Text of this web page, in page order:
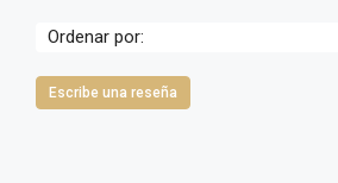
Ordenar por:
Escribe una reseña